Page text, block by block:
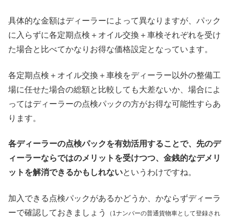
具体的な金額はディーラーによって異なりますが、パック
に入らずに各定期点検＋オイル交換＋車検それぞれを受け
た場合と比べてかなりお得な価格設定となっています。
各定期点検＋オイル交換＋車検をディーラー以外の整備工
場に任せた場合の総額と比較しても大差ないか、場合によ
ってはディーラーの点検パックの方がお得な可能性すらあ
ります。
各ディーラーの点検パックを有効活用することで、先のデ
ィーラーならではのメリットを受けつつ、金銭的なデメリ
ットを解消できるかもしれないというわけですね。
加入できる点検パックがあるかどうか、かならずディーラ
ーで確認しておきましょう
（1ナンバーの普通貨物車として登録され